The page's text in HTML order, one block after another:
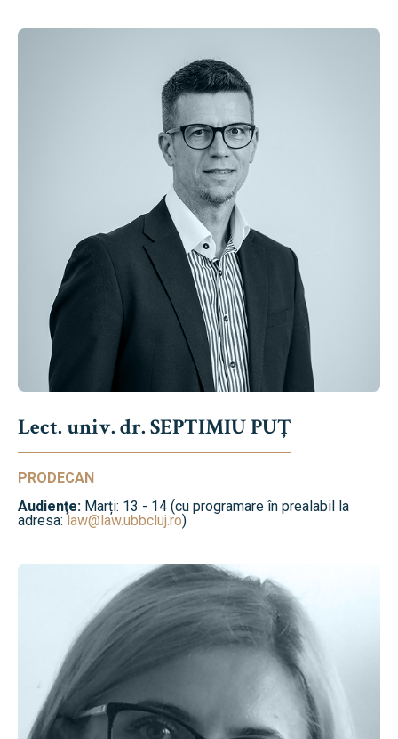
Lect. univ. dr. SEPTIMIU PUȚ
PRODECAN
Audienţe: Marți: 13 - 14 (cu programare în prealabil la
adresa:law@law.ubbcluj.ro)